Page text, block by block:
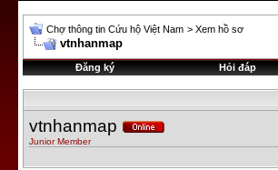
Chợ thông tin Cứu hộ Việt Nam > Xem hồ sơ
vtnhanmap
Đăng ký Hỏi đáp
vtnhanmap
Junior Member